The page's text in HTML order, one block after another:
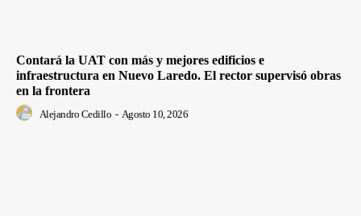
Contará la UAT con más y mejores edificios e
infraestructura en Nuevo Laredo. El rector supervisó obras
en la frontera
Alejandro Cedillo - Agosto 10, 2026